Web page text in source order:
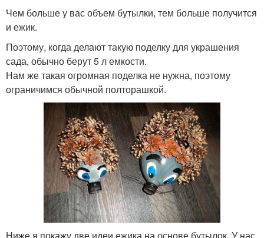
Чем больше у вас объем бутылки, тем больше получится
и ежик.
Поэтому, когда делают такую поделку для украшения
сада, обычно берут 5 л емкости.
Нам же такая огромная поделка не нужна, поэтому
ограничимся обычной полторашкой.